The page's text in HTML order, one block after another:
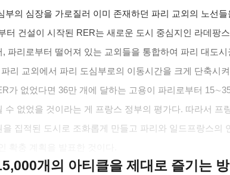
부의 심장을 가로질러 이미 존재하던 파리 교외의 노선
터 건설이 시작된 RER는 새로운 도시 중심지인 라데팡
파리로부터 떨어져 있는 교외들을 통합하여 파리 대도시
리 교외에서 파리 도심부로의 이동시간을 크게 단축시
가 없었다면 36만 개에 달하는 고용이 파리로부터
수 없었을 것이라는 게 프랑스 정부의 평가다. 따라서 프
집적된 도시로 조화롭게 만들고 파리와 일드프랑스의
개의 아티클을 제대로 즐기는